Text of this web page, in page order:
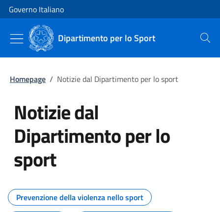
Vai al contenuto
Vai alla navigazione del sito
Governo Italiano
Dipartimento per lo Sport Cerca
Homepage / Notizie dal Dipartimento per lo sport
Notizie dal
Dipartimento per lo
sport
Tutti i contenuti della pagina
Prevenzione della violenza nello sport